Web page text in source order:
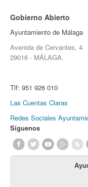
Gobierno Abierto
Ayuntamiento de Málaga
Avenida de Cervantes, 4
29016 - MÁLAGA.
Tlf: 951 926 010
Las Cuentas Claras
Redes Sociales
Síguenos